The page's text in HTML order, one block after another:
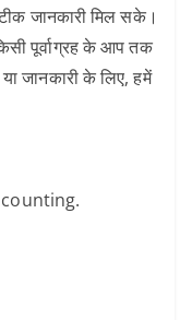
जानकारी मिल सके।
पूर्वाग्रह के आप तक
जानकारी के लिए, हमें